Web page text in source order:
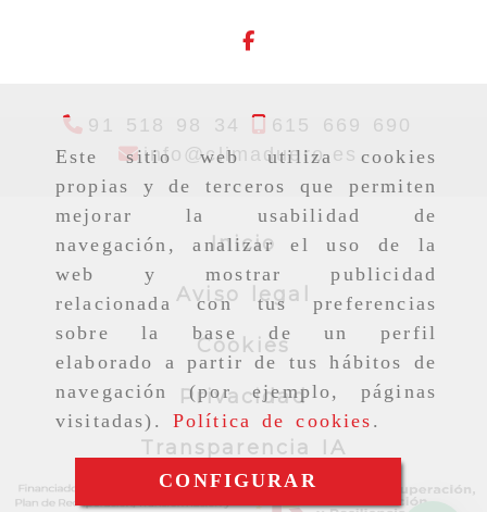
Este sitio web utiliza cookies
propias y de terceros que permiten
mejorar la usabilidad de
navegación, analizar el uso de la
web y mostrar publicidad
relacionada con tus preferencias
sobre la base de un perfil
elaborado a partir de tus hábitos de
navegación (por ejemplo, páginas
visitadas). Política de cookies .
CONFIGURAR
91 518 98 34
615 669 690
info
climaduero.es info
Inicio
Aviso legal
Cookies
Privacidad
Transparencia IA